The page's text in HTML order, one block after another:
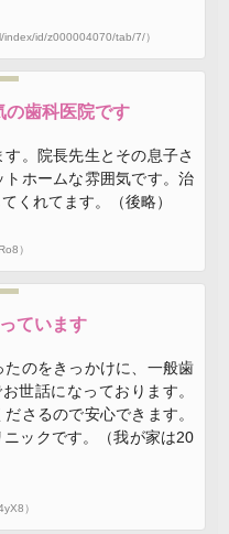
id/z000004070/tab/7/）
の歯科医院です
。院長先生とその息子さ
ホームな雰囲気です。治
くれてます。（後略）
）
ています
のをきっかけに、一般歯
世話になっております。
さるので安心できます。
ックです。（我が家は20
）